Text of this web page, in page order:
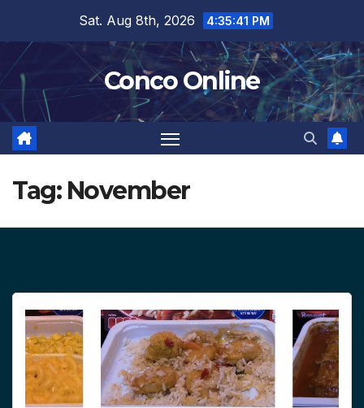
content
Sat. Aug 8th, 2026 4:35:42 PM
Conco Online
Tag: November